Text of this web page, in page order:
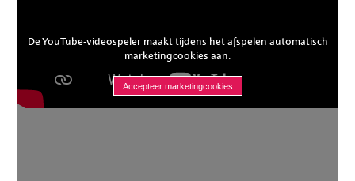
De YouTube-videospeler maakt tijdens het afspelen automatisch
marketingcookies aan.
Accepteer marketingcookies